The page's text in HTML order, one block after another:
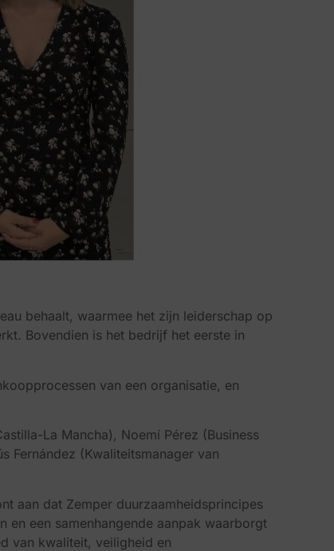
behaalt, waarmee het zijn leiderschap op
Bovendien is het bedrijf het eerste in
van een organisatie, en
La Mancha), Noemí Pérez (Business
Fernández (Kwaliteitsmanager van
aan dat Zemper duurzaamheidsprincipes
en een samenhangende aanpak waarborgt
van kwaliteit, veiligheid en